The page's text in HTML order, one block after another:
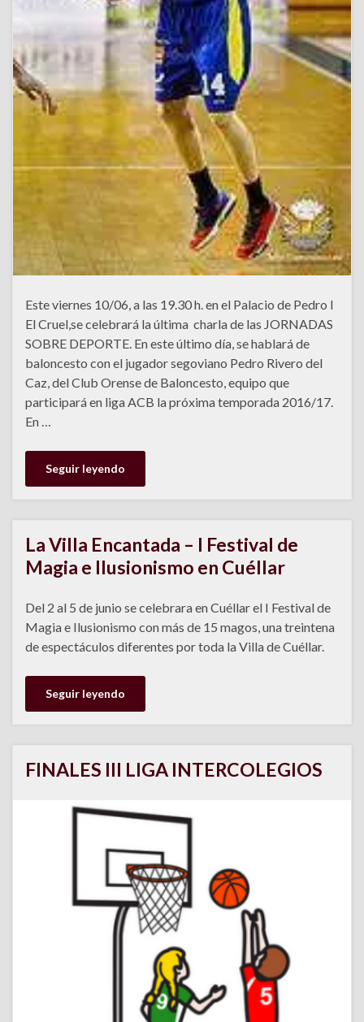
Este viernes 10/06, a las 19.30 h. en el Palacio de Pedro I
El Cruel,se celebrará la última charla de las JORNADAS
SOBRE DEPORTE. En este último día, se hablará de
baloncesto con el jugador segoviano Pedro Rivero del
Caz, del Club Orense de Baloncesto, equipo que
participará en liga ACB la próxima temporada 2016/17.
En …
Seguir leyendo
La Villa Encantada – I Festival de
Magia e Ilusionismo en Cuéllar
Del 2 al 5 de junio se celebrara en Cuéllar el I Festival de
Magia e Ilusionismo con más de 15 magos, una treintena
de espectáculos diferentes por toda la Villa de Cuéllar.
Seguir leyendo
FINALES III LIGA INTERCOLEGIOS